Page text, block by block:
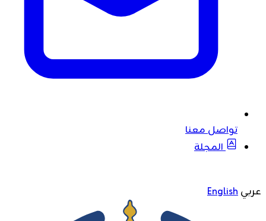
تواصل معنا
المجلة
عربيEnglish